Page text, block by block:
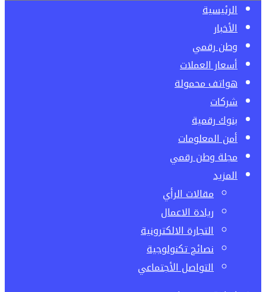
الرئيسية
الأخبار
وطن رقمي
أسعار العملات
هواتف محمولة
شركات
بنوك رقمية
أمن المعلومات
مجلة وطن رقمي
المزيد
مقالات الرأي
ريادة الاعمال
التجارة الالكترونية
نصائح تكنولوجية
التواصل الأجتماعي